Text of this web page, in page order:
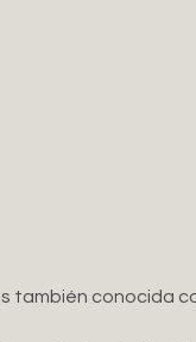
también conocida